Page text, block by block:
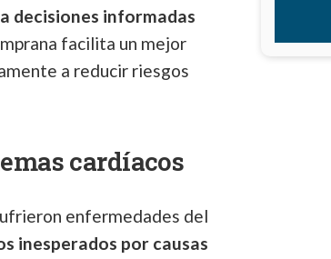
decisiones informadas
facilita un mejor
a reducir riesgos
cardíacos
enfermedades del
inesperados por causas